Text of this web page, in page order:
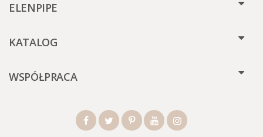
ELENPIPE
KATALOG
WSPÓŁPRACA